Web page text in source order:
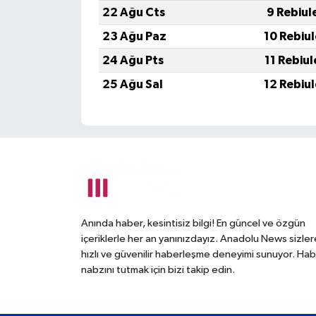
22 Ağu Cts
9
23 Ağu Paz
10
24 Ağu Pts
11
25 Ağu Sal
12
Anında haber, kesintisiz bilgi! En güncel ve özgün
içeriklerle her an yanınızdayız. Anadolu News
hızlı ve güvenilir haberleşme deneyimi sunuyor.
nabzını tutmak için bizi takip edin.